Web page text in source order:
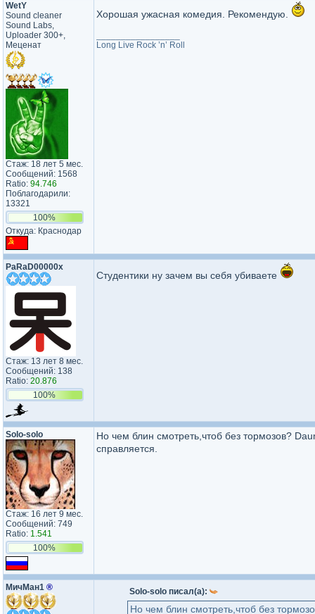
WetY
Sound cleaner
Sound Labs,
Uploader 300+,
Меценат
Стаж: 18 лет 5 мес.
Сообщений: 1568
Ratio: 94.746
Поблагодарили:
13321
100%
Откуда: Краснодар
Хорошая ужасная комедия. Рекомендую.
Long Live Rock ’n’ Roll
PaRaD00000x
Стаж: 13 лет 8 мес.
Сообщений: 138
Ratio: 20.876
100%
Студентики ну зачем вы себя убиваете
Solo-solo
Стаж: 16 лет 9 мес.
Сообщений: 749
Ratio: 1.541
100%
Но чем блин смотреть,чтоб без тормозов?
справляется.
МичМан1 ® Solo-solo писал(а):
Но чем блин смотреть,чтоб без